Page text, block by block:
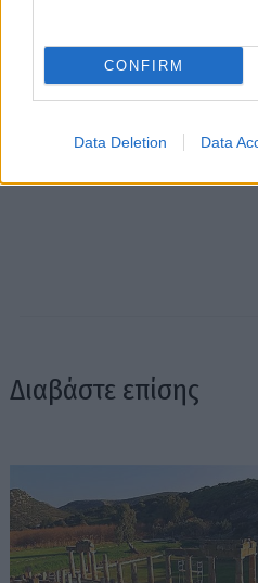
CONFIRM
Data Deletion Data
Διαβάστε επίσης